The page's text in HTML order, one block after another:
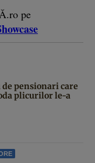
pe
pensionari care
plicurilor le-a